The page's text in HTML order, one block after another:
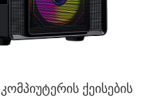
ქეისების